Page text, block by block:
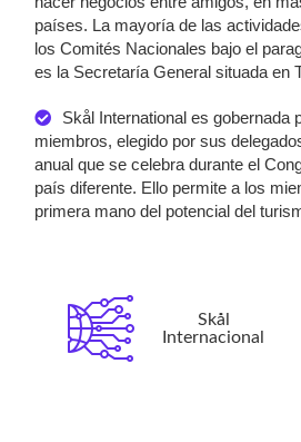
países. La mayoría de las
los Comités Nacionales bajo el
es la Secretaría General situada en
Skål International es gobernada
miembros, elegido por sus
anual que se celebra durante el
país diferente. Ello permite a los
primera mano del potencial del
Skål
Internacional